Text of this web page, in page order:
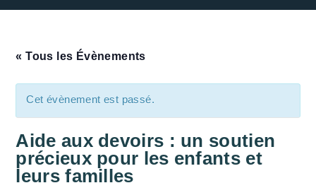
« Tous les Évènements
Cet évènement est passé.
Aide aux devoirs : un soutien
précieux pour les enfants et
leurs familles